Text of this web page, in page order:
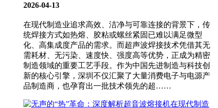
2026-04-13
在现代制造业追求高效、洁净与可靠连接的背景下，传
统焊接方式如热熔、胶粘或螺丝紧固已难以满足微型
化、高集成度产品的需求。而超声波焊接技术凭借其无
需耗材、无污染、速度快、强度高等优势，正成为精密
制造领域的重要工艺手段。作为中国先进制造与科技创
新的核心引擎，深圳不仅汇聚了大量消费电子与电源产
品制造商，也孕育出一批技术领先的超……